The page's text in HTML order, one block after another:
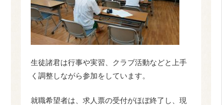
生徒諸君は行事や実習、クラブ活動などと上手
く調整しながら参加をしています。
就職希望者は、求人票の受付がほぼ終了し、現